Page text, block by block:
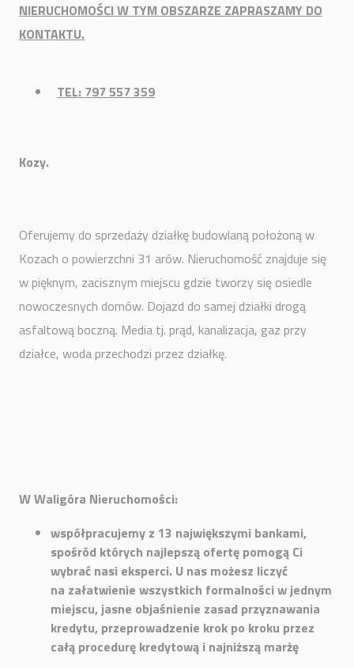
NIERUCHOMOŚCI W TYM OBSZARZE ZAPRASZAMY DO
KONTAKTU.
TEL: 797 557 359
Kozy.
Oferujemy do sprzedaży działkę budowlaną położoną w
Kozach o powierzchni 31 arów. Nieruchomość znajduje się
w pięknym, zacisznym miejscu gdzie tworzy się osiedle
nowoczesnych domów. Dojazd do samej działki drogą
asfaltową boczną. Media tj. prąd, kanalizacja, gaz przy
działce, woda przechodzi przez działkę.
W Waligóra Nieruchomości:
współpracujemy z 13 największymi bankami,
spośród których najlepszą ofertę pomogą Ci
wybrać nasi eksperci. U nas możesz liczyć
na załatwienie wszystkich formalności w jednym
miejscu, jasne objaśnienie zasad przyznawania
kredytu, przeprowadzenie krok po kroku przez
całą procedurę kredytową i najniższą marżę